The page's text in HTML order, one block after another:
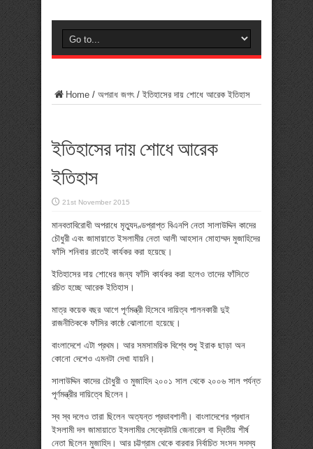
Home / অপরাধ জগৎ/ইতিহাসের দায় শোধে আরেক ইতিহাস
ইতিহাসের দায় শোধে আরেক
ইতিহাস
21st November 2015
মানবতাবিরোধী অপরাধে মৃত্যুদণ্ডপ্রাপ্ত বিএনপি নেতা সালাউদ্দিন কাদের
চৌধুরী এবং জামায়াতে ইসলামীর নেতা আলী আহসান মোহাম্মদ মুজাহিদের
ফাঁসি শনিবার রাতেই কার্যকর করা হয়েছে।
ইতিহাসের দায় শোধের জন্য ফাঁসি কার্যকর করা হলেও তাদের ফাঁসিতে
রচিত হচ্ছে আরেক ইতিহাস।
মাত্র কয়েক বছর আগে পূর্ণমন্ত্রী হিসেবে দায়িত্ব পালনকারী দুই
রাজনীতিককে ফাঁসির কাষ্ঠে ঝোলানো হয়েছে।
বাংলাদেশে এটা প্রথম। আর সমসাময়িক বিশ্বে শুধু ইরাক ছাড়া অন
কোনো দেশেও এমনটা দেখা যায়নি।
সালাউদ্দিন কাদের চৌধুরী ও মুজাহিদ ২০০১ সাল থেকে ২০০৬ সাল পর্যন্ত
পূর্ণমন্ত্রীর দায়িত্বে ছিলেন।
স্ব স্ব দলেও তারা ছিলেন অত্যন্ত প্রভাবশালী। বাংলাদেশের প্রধান
ইসলামী দল জামায়াতে ইসলামীর সেক্রেটারি জেনারেল বা দ্বিতীয় শীর্ষ
নেতা ছিলেন মুজাহিদ। আর চট্টগ্রাম থেকে বারবার নির্বাচিত সংসদ সদস্য